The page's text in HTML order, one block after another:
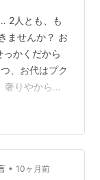
2人とも、も
ませんか？ お
かくだから
、お代はプク
りやからっ
しいよ ヤバ
いになったら
た行こうね～
• 10ヶ月前